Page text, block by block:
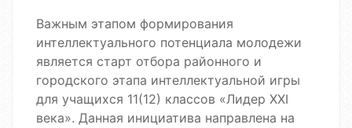
Важным этапом формирования
интеллектуального потенциала молодежи
является старт отбора районного и
городского этапа интеллектуальной игры
для учащихся 11(12) классов «Лидер ХХІ
века». Данная инициатива направлена на